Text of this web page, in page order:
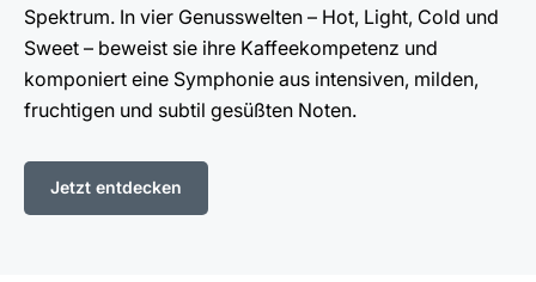
Spektrum. In vier Genusswelten – Hot, Light, Cold und
Sweet – beweist sie ihre Kaffeekompetenz und
komponiert eine Symphonie aus intensiven, milden,
fruchtigen und subtil gesüßten Noten.
Jetzt entdecken